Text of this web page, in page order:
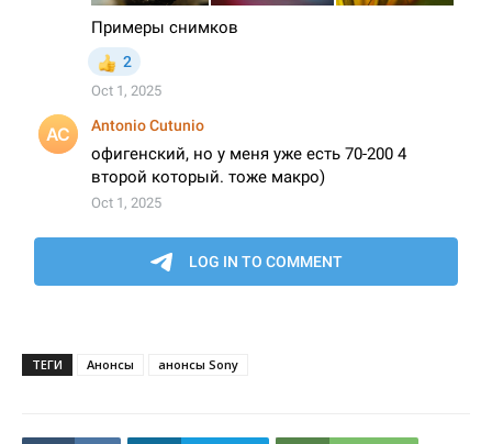
ТЕГИ Анонсы анонсы Sony